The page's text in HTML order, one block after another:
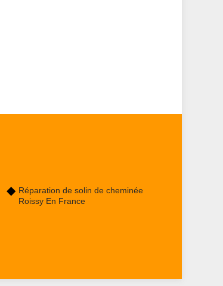
Réparation de solin de cheminée
Roissy En France